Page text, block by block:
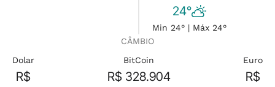
24°
Min 24° | Máx 24°
CÂMBIO
Dolar
R$
BitCoin
R$ 328.904
Euro
R$